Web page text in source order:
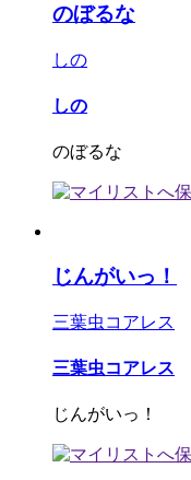
のぼるな
しの
しの
のぼるな
じんがいっ！
三葉虫コアレス
三葉虫コアレス
じんがいっ！